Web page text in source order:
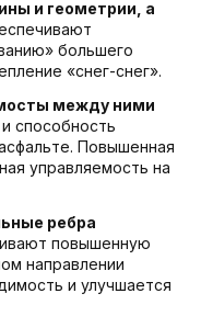
и геометрии, а
большего
«снег-снег».
между ними
способность
Повышенная
управляемость на
ребра
повышенную
направлении
и улучшается